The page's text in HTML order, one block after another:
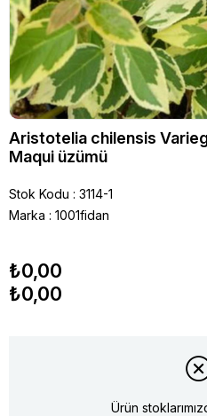
Aristotelia chilensis
Maqui üzümü
Stok Kodu
3114-1
Marka : 1001fidan
₺0,00
₺0,00
Ürün